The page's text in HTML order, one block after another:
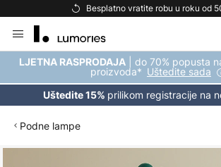
Besplatno vratite robu u roku od
to
Content
LJETNA RASPRODAJA | do 70% popusta
proizvoda* Uštedite sada
Uštedite 15% prilikom registracije na
Podne lampe